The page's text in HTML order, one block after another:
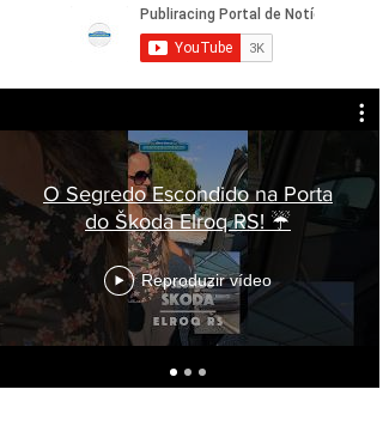
O Segredo Escondido na Porta
do Škoda Elroq RS! ☔
Reproduzir vídeo